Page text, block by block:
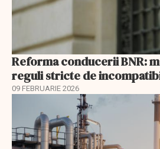
Reforma conducerii BNR:
reguli stricte de
09 FEBRUARIE 2026